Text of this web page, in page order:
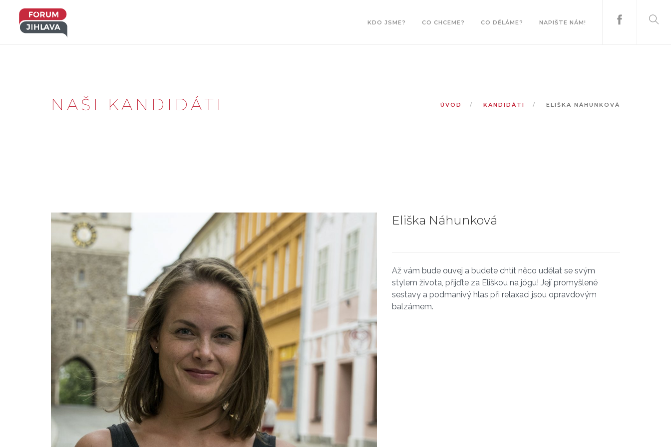
KDO JSME? CO CHCEME? CO DĚLÁME? NAPIŠTE NÁM!
NAŠI KANDIDÁTI ÚVOD KANDIDÁTI ELIŠKA NÁHUNKOVÁ
Eliška Náhunková
Až vám bude ouvej a budete chtít něco udělat se svým
stylem života, přijďte za Eliškou na jógu! Její promyšlené
sestavy a podmanivý hlas při relaxaci jsou opravdovým
balzámem.